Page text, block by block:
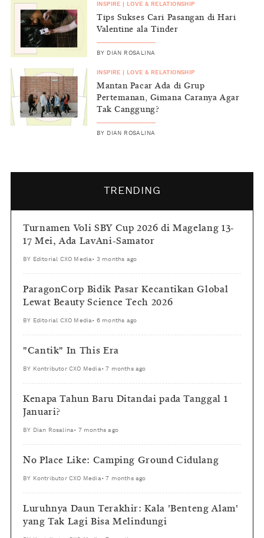
INSPIRE LOVE & RELATIONSHIP
Tips Sukses Cari Pasangan di Hari
Valentine ala Tinder
BY DIAN ROSALINA
INSPIRE LOVE & RELATIONSHIP
Mantan Pacar Ada di Grup
Pertemanan, Gimana Caranya Agar
Tak Canggung?
BY DIAN ROSALINA
TRENDING
Turnamen Voli SBY Cup 2026 di Magelang 13-
17 Mei, Ada LavAni-Samator
BY Editorial CXO Media • 3 months ago
ParagonCorp Bidik Pasar Kecantikan Global
Lewat Beauty Science Tech 2026
BY Editorial CXO Media • 6 months ago
"Cantik" In This Era
BY Kontributor CXO Media •7 months ago
Kenapa Tahun Baru Ditandai pada Tanggal 1
Januari?
BY Dian Rosalina • 7 months ago
No Place Like: Camping Ground Cidulang
BY Kontributor CXO Media •7 months ago
Luruhnya Daun Terakhir: Kala 'Benteng Alam'
yang Tak Lagi Bisa Melindungi